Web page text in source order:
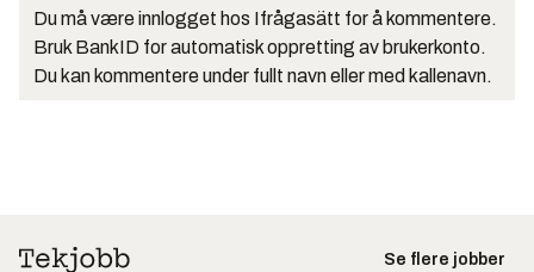
Du må være innlogget hos Ifrågasätt for å kommentere.
Bruk BankID for automatisk oppretting av brukerkonto.
Du kan kommentere under fullt navn eller med kallenavn.
Se flere jobber